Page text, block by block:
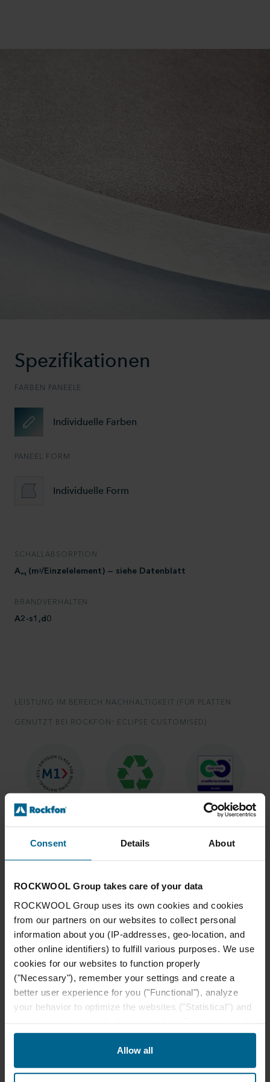
Consent Details About
ROCKWOOL Group takes care of your data
ROCKWOOL Group uses its own cookies and cookies
from our partners on our websites to collect personal
information about you (IP-addresses, geo-location, and
other online identifiers) to fulfill various purposes. We use
cookies for our websites to function properly
("Necessary"), remember your settings and create a
better user experience for you ("Functional"), analyze
your behavior to optimize the websites ("Statistical") and
websites based on your behavior on our websites
("Marketing"). Information about your use of our websites
may be disclosed to our social media, advertising, and
Allow all
Spezifikationen
FARBEN PANEELE
Individuelle Farben
PANEEL FORM
Individuelle Form
SCHALLABSORPTION
Aeq (m 2/Einzelelement) — siehe Datenblatt
BRANDVERHALTEN
A2-s1,d0
LEISTUNG IM BEREICH NACHHALTIGKEIT (FÜR PLATTEN
GENUTZT BEI ROCKFON ECLIPSE CUSTOMISED)
Indoor Climate
Umweltproduktdeklaration
(EPD)
Dateien
Für die aktuellen Produktinformationen besuchen Sie bitte
Rockfon Eclipse Customised Broschüre DE